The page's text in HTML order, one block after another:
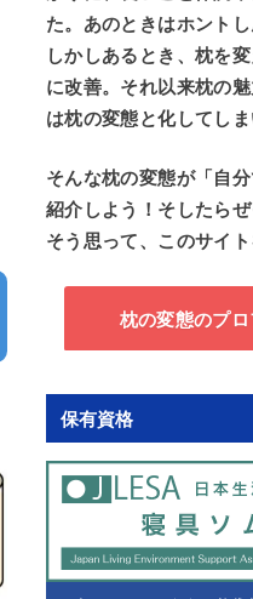
た。あのときはホント
しかしあるとき、枕を
に改善。それ以来枕の
は枕の変態と化してしま
そんな枕の変態が「自
紹介しよ う！そしたら
そう思って、このサイト
枕の変態のプ
保有資格